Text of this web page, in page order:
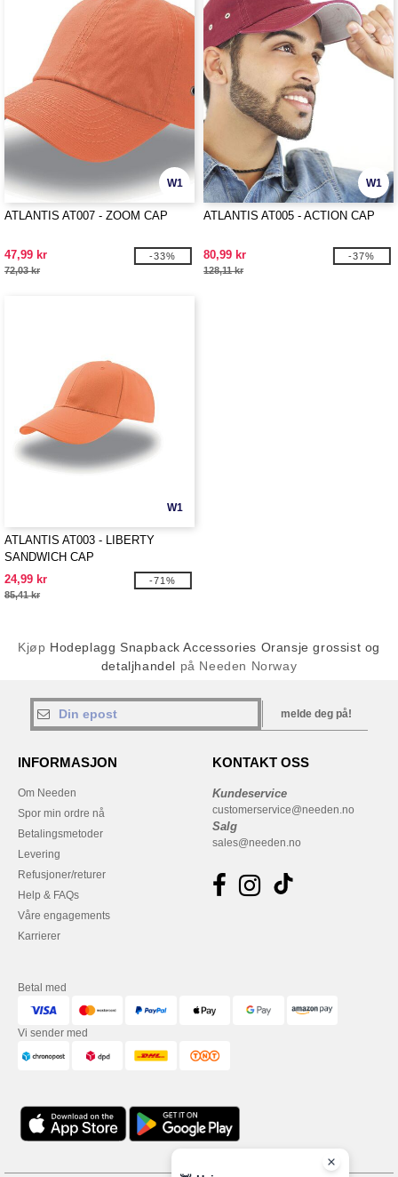
W1
ATLANTIS AT007 - ZOOM CAP
47,99 kr
72,03 kr
-33%
W1
ATLANTIS AT005 - ACTION CAP
80,99 kr
128,11 kr
-37%
W1
ATLANTIS AT003 - LIBERTY
SANDWICH CAP
24,99 kr
85,41 kr
-71%
Kjøp Hodeplagg Snapback Accessories Oransje grossist og
detaljhandel på Needen Norway
melde deg på!
INFORMASJON
Om Needen
Spor min ordre nå
Betalingsmetoder
Levering
Refusjoner/returer
Help & FAQs
Våre engagements
Karrierer
KONTAKT OSS
Kundeservice
customerservice@needen.no
Salg
sales@needen.no
Betal med
Vi sender med